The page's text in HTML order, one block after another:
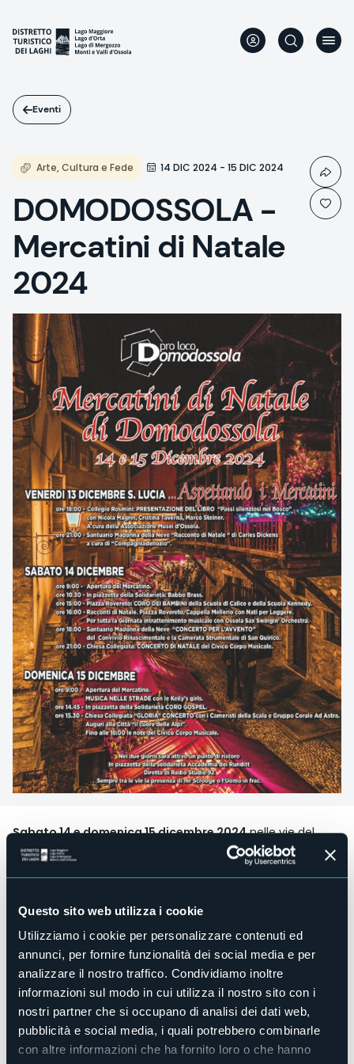
Questo sito web utilizza i cookie
Utilizziamo i cookie per personalizzare contenuti ed
annunci, per fornire funzionalità dei social media e per
analizzare il nostro traffico. Condividiamo inoltre
informazioni sul modo in cui utilizza il nostro sito con i
nostri partner che si occupano di analisi dei dati web,
pubblicità e social media, i quali potrebbero combinarle
con altre informazioni che ha fornito loro o che hanno
contenuto
principale
Eventi
Arte, Cultura e Fede 14 DIC 2024 - 15 DIC 2024
DOMODOSSOLA -
Mercatini di Natale
2024
Sabato 14 e domenica 15 dicembre 2024nelle vie del
centro storico a Domodossola si terrannoi mercatini di
Natale.
appuntamenti natalizi più amati della Val d'Ossola,
apprezzati tanto per l'autentica atmosfera del centro
storico di Domodossola vestito a festa, quanto per la
varietà e qualità dei prodotti esposti. Le 160 bancarelle dal
tettuccio rosso costellano vie e piazze del Borgo della
Cultura: hobbistica, artigianato e prodotti enogastronomici
d’eccellenza compongono un quadro ricco di suggestione
e profumi.
A incorniciare l'evento è lo splendido cuore antico del
capoluogo ossolano, illuminato con eleganza e
impreziosito da installazioni luminose e dal grande albero